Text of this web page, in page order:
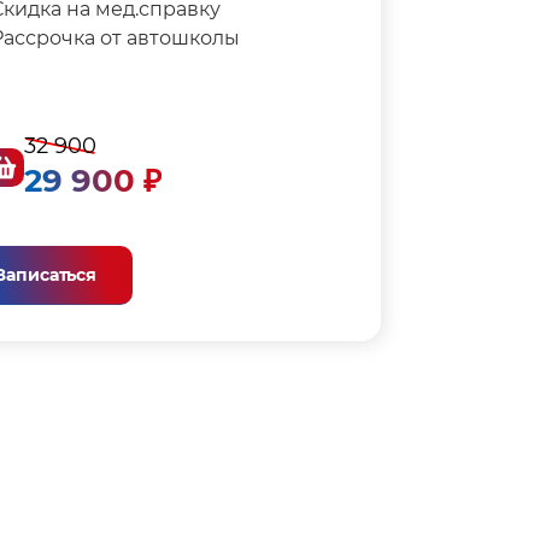
на мед.справку⁣⁣⁣⁣
от автошколы
32 900
29 900 ₽